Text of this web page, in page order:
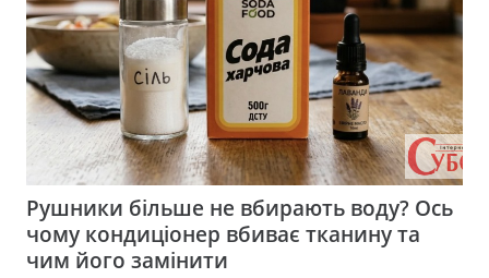
Рушники більше не вбирають воду? Ось
чому кондиціонер вбиває тканину та
чим його замінити